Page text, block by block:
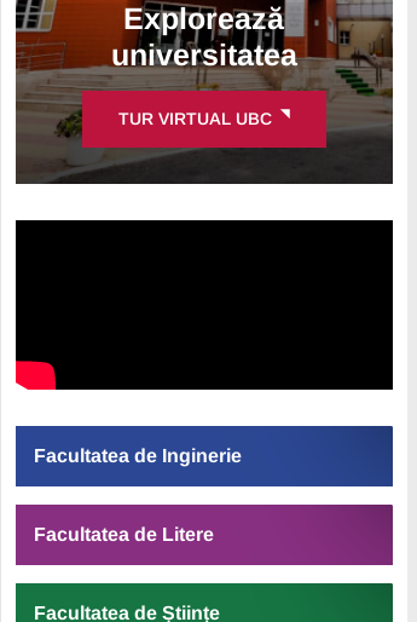
Explorează
universitatea
TUR VIRTUAL UBC
Facultatea de Inginerie
Facultatea de Litere
Facultatea de Științe